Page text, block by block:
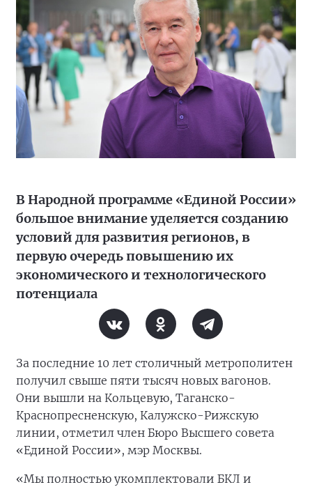
В Народной программе «Единой России»
большое внимание уделяется созданию
условий для развития регионов, в
первую очередь повышению их
экономического и технологического
потенциала
За последние 10 лет столичный метрополитен
получил свыше пяти тысяч новых вагонов.
Они вышли на Кольцевую, Таганско-
Краснопресненскую, Калужско-Рижскую
линии, отметил член Бюро Высшего совета
«Единой России», мэр Москвы.
«Мы полностью укомплектовали БКЛ и